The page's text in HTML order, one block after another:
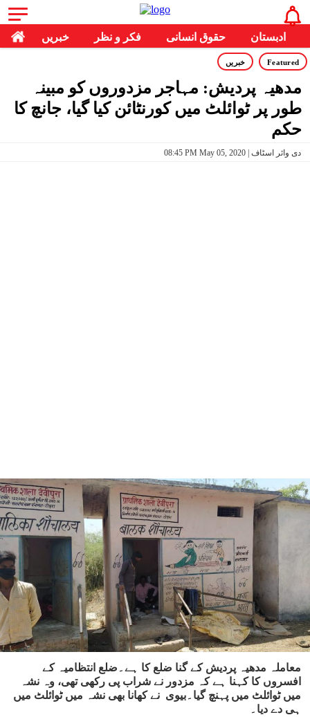
خبریں فکر و نظر حقوق انسانی ادبستان
Featured خبریں
مدھیہ پردیش: مہاجر مزدوروں کو مبینہ
طور پر ٹوائلٹ میں کورنٹائن کیا گیا، جانچ کا
حکم
08:45 PM May 05, 2020 | دی وائر اسٹاف
معاملہ مدھیہ پردیش کے گنا ضلع کا ہے۔ضلع انتظامیہ کے
افسروں کا کہنا ہے کہ مزدور نے شراب پی رکھی تھی، وہ نشہ
میں ٹوائلٹ میں پہنچ گیا۔بیوی نے کھانا بھی نشہ میں ٹوائلٹ میں
ہی دے دیا۔